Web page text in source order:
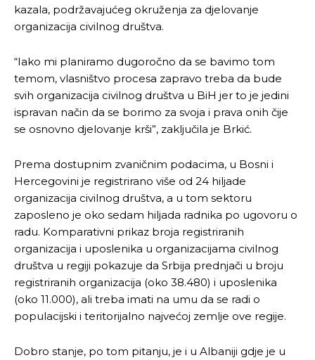
kazala, podržavajućeg okruženja za djelovanje
organizacija civilnog društva.
“Iako mi planiramo dugoročno da se bavimo tom
temom, vlasništvo procesa zapravo treba da bude
svih organizacija civilnog društva u BiH jer to je jedini
ispravan način da se borimo za svoja i prava onih čije
se osnovno djelovanje krši”, zaključila je Brkić.
Prema dostupnim zvaničnim podacima, u Bosni i
Hercegovini je registrirano više od 24 hiljade
organizacija civilnog društva, a u tom sektoru
zaposleno je oko sedam hiljada radnika po ugovoru o
radu. Komparativni prikaz broja registriranih
organizacija i uposlenika u organizacijama civilnog
društva u regiji pokazuje da Srbija prednjači u broju
registriranih organizacija (oko 38.480) i uposlenika
(oko 11.000), ali treba imati na umu da se radi o
populacijski i teritorijalno najvećoj zemlje ove regije.
Dobro stanje, po tom pitanju, je i u Albaniji gdje je u